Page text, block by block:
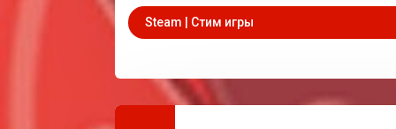
Steam | Стим игры